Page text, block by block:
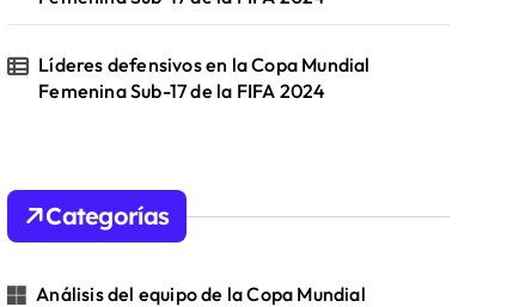
Líderes defensivos en la Copa Mundial
Femenina Sub-17 de la FIFA 2024
Categorías
Análisis del equipo de la Copa Mundial